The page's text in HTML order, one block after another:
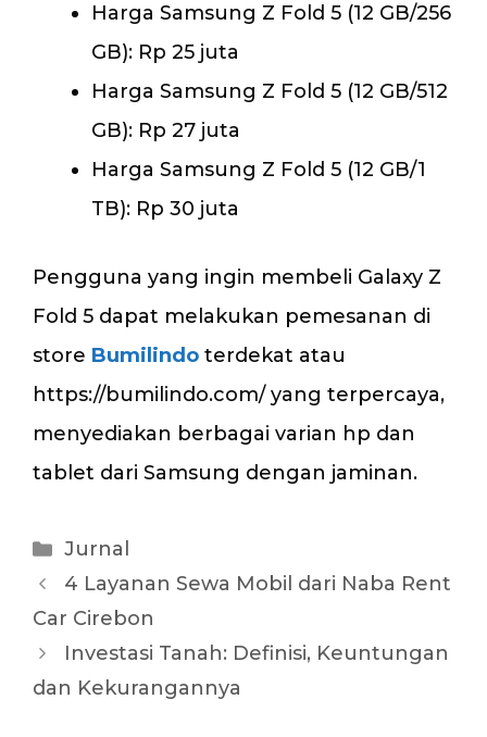
Harga Samsung Z Fold 5 (12 GB/256
GB): Rp 25 juta
Harga Samsung Z Fold 5 (12 GB/512
GB): Rp 27 juta
Harga Samsung Z Fold 5 (12 GB/1
TB): Rp 30 juta
Pengguna yang ingin membeli Galaxy Z
Fold 5 dapat melakukan pemesanan di
store Bumilindo terdekat atau
https://bumilindo.com/ yang terpercaya,
menyediakan berbagai varian hp dan
tablet dari Samsung dengan jaminan.
Kategori
Jurnal
4 Layanan Sewa Mobil dari Naba Rent
Car Cirebon
Investasi Tanah: Definisi, Keuntungan
dan Kekurangannya